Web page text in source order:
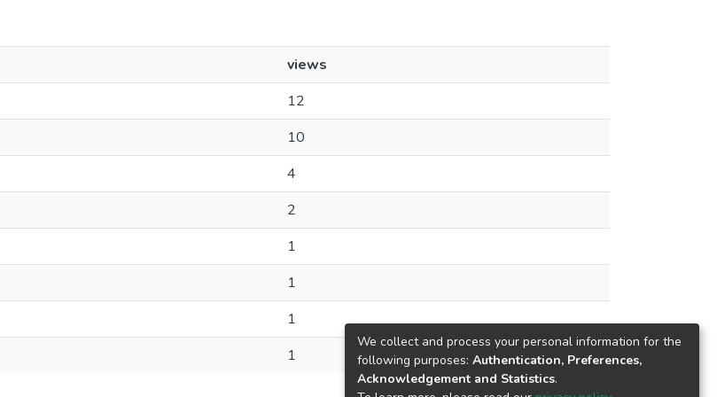
views
12
10
4
2
1
1
1
1
We collect and process your personal information for the
following purposes: Authentication, Preferences,
Acknowledgement and Statistics.